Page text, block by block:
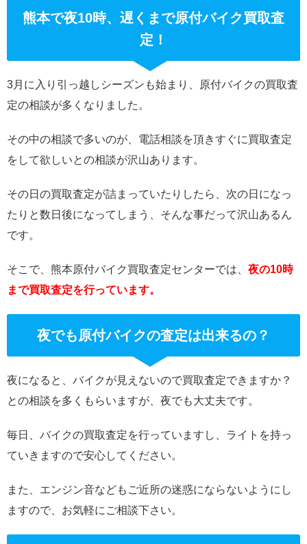
熊本で夜10時、遅くまで原付バイク買取査
定！
3月に入り引っ越しシーズンも始まり、原付バイクの買取査
定の相談が多くなりました。
その中の相談で多いのが、電話相談を頂きすぐに買取査定
をして欲しいとの相談が沢山あります。
その日の買取査定が詰まっていたりしたら、次の日になっ
たりと数日後になってしまう、そんな事だって沢山あるん
です。
そこで、熊本原付バイク買取査定センターでは、 夜の10時
まで買取査定を行っています。
夜でも原付バイクの査定は出来るの？
夜になると、バイクが見えないので買取査定できますか？
との相談を多くもらいますが、夜でも大丈夫です。
毎日、バイクの買取査定を行っていますし、ライトを持っ
ていきますので安心してください。
また、エンジン音などもご近所の迷惑にならないようにし
ますので、お気軽にご相談下さい。